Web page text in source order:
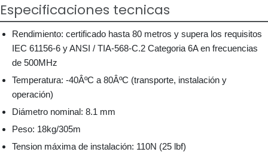
Especificaciones tecnicas
Rendimiento: certificado hasta 80 metros y supera los requisitos
IEC 61156-6 y ANSI / TIA-568-C.2 Categoria 6A en frecuencias
de 500MHz
Temperatura: -40ÂºC a 80ÂºC (transporte, instalación y
operación)
Diámetro nominal: 8.1 mm
Peso: 18kg/305m
Tension máxima de instalación: 110N (25 lbf)